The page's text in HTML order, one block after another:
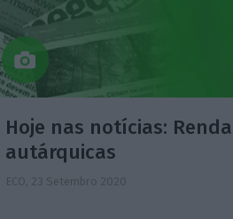
Hoje nas notícias:
autárquicas
ECO, 23 Setembro 2020